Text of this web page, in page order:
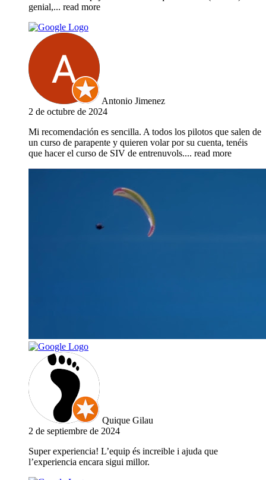
genial,... read more
Antonio Jimenez
2 de octubre de 2024
Mi recomendación es sencilla. A todos los pilotos que salen de
un curso de parapente y quieren volar por su cuenta, tenéis
que hacer el curso de SIV de entrenuvols.... read more
Quique Gilau
2 de septiembre de 2024
Super experiencia! L’equip és increible i ajuda que
l’experiencia encara sigui millor.